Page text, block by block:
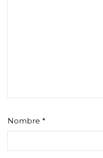
Nombre *